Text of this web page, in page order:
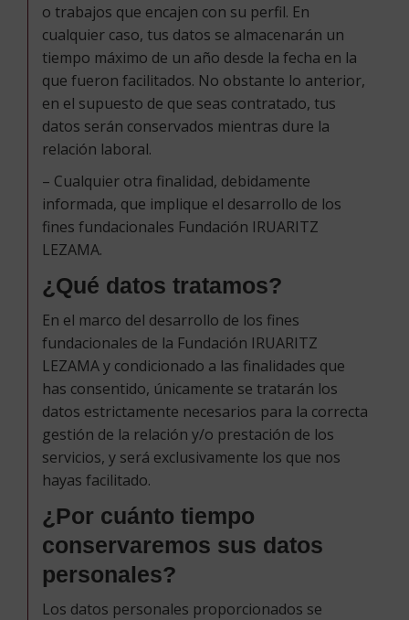
o trabajos que encajen con su perfil. En
cualquier caso, tus datos se almacenarán un
tiempo máximo de un año desde la fecha en la
que fueron facilitados. No obstante lo anterior,
en el supuesto de que seas contratado, tus
datos serán conservados mientras dure la
relación laboral.
– Cualquier otra finalidad, debidamente
informada, que implique el desarrollo de los
fines fundacionales Fundación IRUARITZ
LEZAMA.
¿Qué datos tratamos?
En el marco del desarrollo de los fines
fundacionales de la Fundación IRUARITZ
LEZAMA y condicionado a las finalidades que
has consentido, únicamente se tratarán los
datos estrictamente necesarios para la correcta
gestión de la relación y/o prestación de los
servicios, y será exclusivamente los que nos
hayas facilitado.
¿Por cuánto tiempo
conservaremos sus datos
personales?
Los datos personales proporcionados se